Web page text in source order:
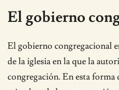
El gobierno
El gobierno congregacional
de la iglesia en la que la
congregación. En esta forma